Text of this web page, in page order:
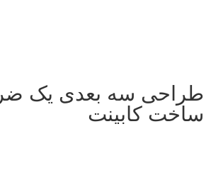
طراحی سه بعدی یک
ساخت کابینت